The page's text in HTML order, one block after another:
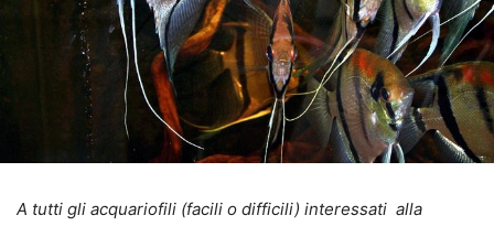
A tutti gli acquariofili (facili o difficili) interessati alla